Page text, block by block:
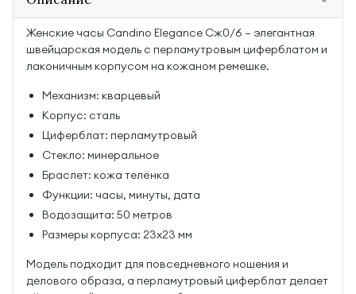
Женские часы Candino Elegance Сж0/6 — элегантная
швейцарская модель с перламутровым циферблатом и
лаконичным корпусом на кожаном ремешке.
Механизм: кварцевый
Корпус: сталь
Циферблат: перламутровый
Стекло: минеральное
Браслет: кожа телёнка
Функции: часы, минуты, дата
Водозащита: 50 метров
Размеры корпуса: 23х23 мм
Модель подходит для повседневного ношения и
делового образа, а перламутровый циферблат делает